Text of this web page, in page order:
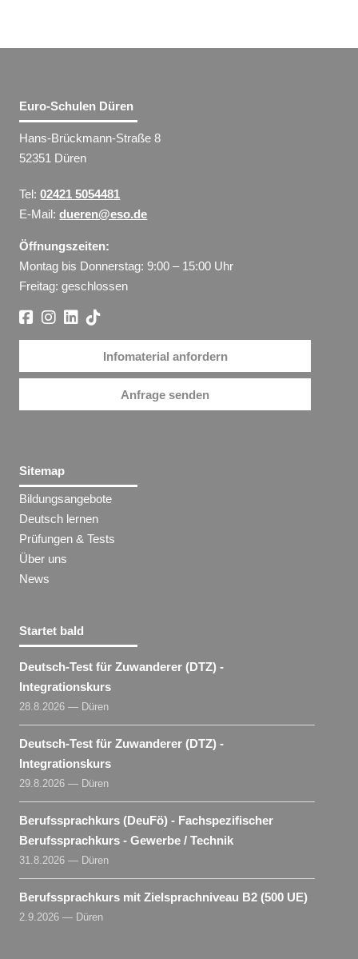
Euro-Schulen Düren
Hans-Brückmann-Straße 8
52351 Düren
Tel:02421 5054481
E-Mail:dueren@eso.de
Öffnungszeiten:
Montag bis Donnerstag: 9:00 – 15:00 Uhr
Freitag: geschlossen
Infomaterial anfordern
Anfrage senden
Sitemap
Bildungsangebote
Deutsch lernen
Prüfungen & Tests
Über uns
News
Startet bald
Deutsch-Test für Zuwanderer (DTZ) -
Integrationskurs
28.8.2026 — Düren
Deutsch-Test für Zuwanderer (DTZ) -
Integrationskurs
29.8.2026 — Düren
Berufssprachkurs (DeuFö) - Fachspezifischer
Berufssprachkurs - Gewerbe / Technik
31.8.2026 — Düren
Berufssprachkurs mit Zielsprachniveau B2 (500 UE)
2.9.2026 — Düren